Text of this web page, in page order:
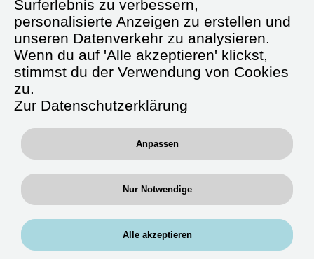
Vereinbarung
Anstellungsart: Unbefristet
Gehalt:Ab 4.000 € brutto/Monat +
Verpflegungsgeld
Zusatzleistungen:
Weiterbildung, betriebliche Altersvorsorge
RAN Experts GmbH
spezialisierter medizinischer
Surferlebnis zu verbessern,
personalisierte Anzeigen zu erstellen und
unseren Datenverkehr zu analysieren.
Wenn du auf 'Alle akzeptieren' klickst,
stimmst du der Verwendung von Cookies
zu.
Zur Datenschutzerklärung
Anpassen
Nur Notwendige
Alle akzeptieren